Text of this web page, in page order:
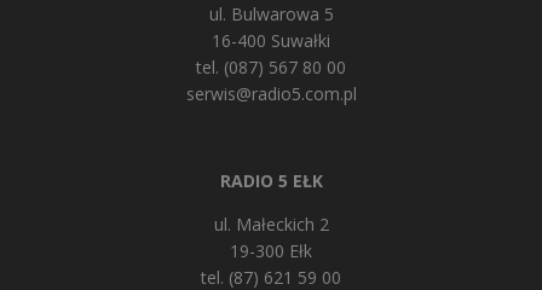
ul. Bulwarowa 5
16-400 Suwałki
tel. (087) 567 80 00
serwis@radio5.com.pl
RADIO 5 EŁK
ul. Małeckich 2
19-300 Ełk
tel. (87) 621 59 00